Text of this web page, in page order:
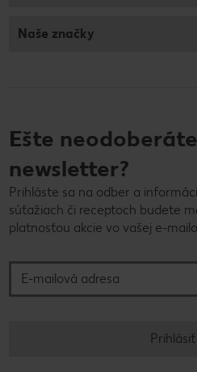
Naše značky
Ešte
newsletter?
Prihláste sa na odber a
súťažiach či receptoch budete
platnosťou akcie vo vašej e-